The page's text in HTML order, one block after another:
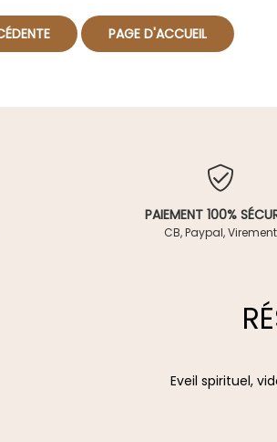
PAIEMENT 100%
CB, Paypal, Virement
Eveil spirituel,